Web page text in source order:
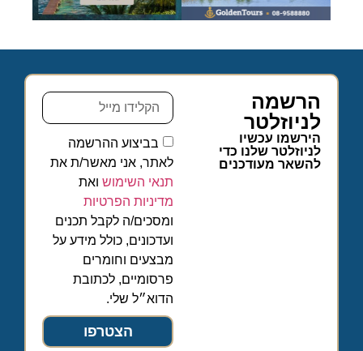
הרשמה
לניוזלטר
הירשמו עכשיו
לניוזלטר שלנו כדי
להשאר מעודכנים
בביצוע ההרשמה
לאתר, אני מאשר/ת את
תנאי השימוש ואת
מדיניות הפרטיות
ומסכים/ה לקבל תכנים
ועדכונים, כולל מידע על
מבצעים וחומרים
פרסומיים, לכתובת
הדוא״ל שלי.
הצטרפו